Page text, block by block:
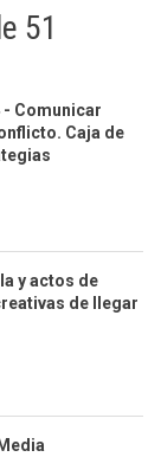
51
- Comunicar
Caja de
y actos de
de llegar